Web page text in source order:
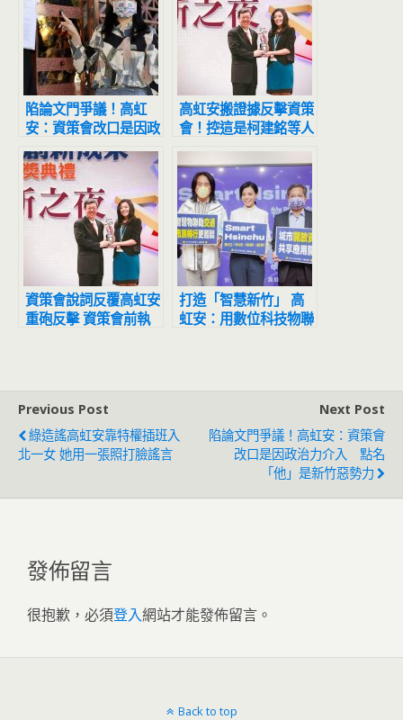
陷論文門爭議！高虹
安：資策會改口是因政
治力介入 點名「他」
是新竹惡勢力
高虹安搬證據反擊資策
會！控這是柯建銘等人
施壓下的「政治迫害」
資策會說詞反覆高虹安
重砲反擊 資策會前執
打造「智慧新竹」 高
虹安：用數位科技物聯
Previous Post
綠造謠高虹安靠特權插班入
北一女 她用一張照打臉謠言
Next Post
陷論文門爭議！高虹安：資策會
改口是因政治力介入 點名
「他」是新竹惡勢力
發佈留言
很抱歉，必須登入網站才能發佈留言。
Back to top